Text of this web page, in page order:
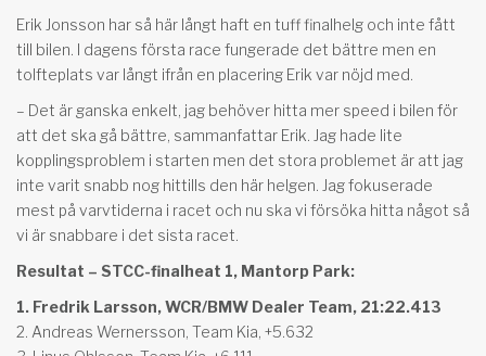
Erik Jonsson har så här långt haft en tuff finalhelg och inte fått
till bilen. I dagens första race fungerade det bättre men en
tolfteplats var långt ifrån en placering Erik var nöjd med.
– Det är ganska enkelt, jag behöver hitta mer speed i bilen för
att det ska gå bättre, sammanfattar Erik. Jag hade lite
kopplingsproblem i starten men det stora problemet är att jag
inte varit snabb nog hittills den här helgen. Jag fokuserade
mest på varvtiderna i racet och nu ska vi försöka hitta något så
vi är snabbare i det sista racet.
Resultat – STCC-finalheat 1, Mantorp Park:
1. Fredrik Larsson, WCR/BMW Dealer Team, 21:22.413
2. Andreas Wernersson, Team Kia, +5.632